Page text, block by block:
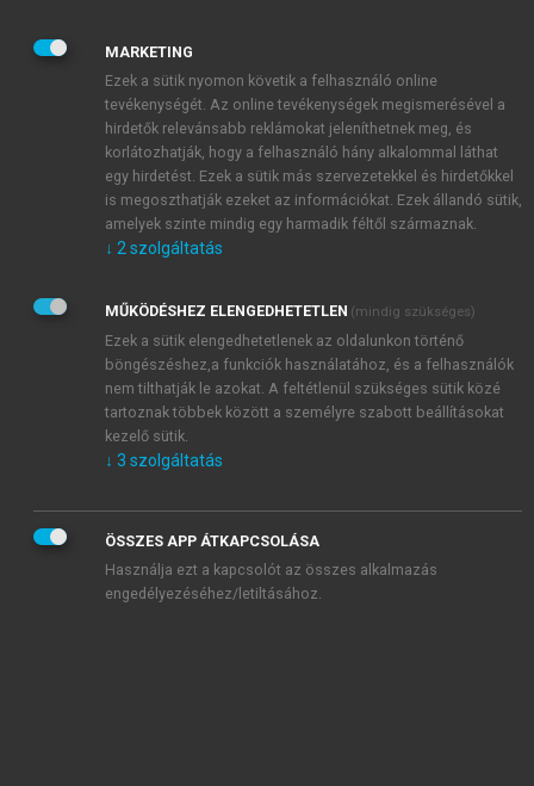
JELSZÓ
JELSZÓ ÚJRA
Kérek értesítést a MeRSZ újdonságairól, akcióiról.
Kérek értesítést az Akadémiai Kiadó Zrt. újdonságairól,
Adatkezelési tájékoztatóbanfoglaltakat tudomásul
veszem és elfogadom.
Általános vásárlási feltételeket, valamint a szotar.netés a
mersz.huoldalak licencszerződéseiben foglaltakat
tudomásul veszem és elfogadom.
KIPRÓBÁLOM
MARKETING
Ezek a sütik nyomon követik a felhasználó online
tevékenységét. Az online tevékenységek megismerésével a
hirdetők relevánsabb reklámokat jeleníthetnek meg, és
korlátozhatják, hogy a felhasználó hány alkalommal láthat
egy hirdetést. Ezek a sütik más szervezetekkel és hirdetőkkel
is megoszthatják ezeket az információkat. Ezek állandó sütik,
amelyek szinte mindig egy harmadik féltől származnak.
↓ 2 szolgáltatás
MŰKÖDÉSHEZ ELENGEDHETETLEN (mindig szükséges)
Ezek a sütik elengedhetetlenek az oldalunkon történő
böngészéshez,a funkciók használatához, és a felhasználók
nem tilthatják le azokat. A feltétlenül szükséges sütik közé
tartoznak többek között a személyre szabott beállításokat
kezelő sütik.
↓ 3 szolgáltatás
ÖSSZES APP ÁTKAPCSOLÁSA
Használja ezt a kapcsolót az összes alkalmazás
engedélyezéséhez/letiltásához.